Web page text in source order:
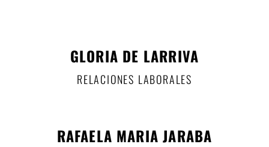
GLORIA DE LARRIVA
RELACIONES LABORALES
RAFAELA MARIA JARABA